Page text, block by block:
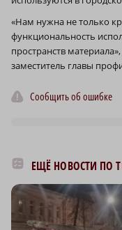
«Нам нужна не только
функциональность
пространств
заместитель главы
Сообщить об ошибке
ЕЩЁ НОВОСТИ ПО